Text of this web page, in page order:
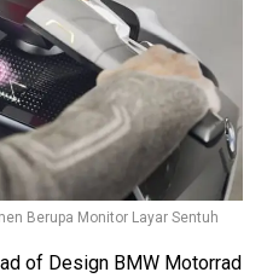
Berupa Monitor Layar Sentuh
of Design BMW Motorrad